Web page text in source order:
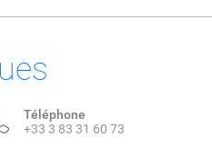
Téléphone
+33 3 83 31 60 73